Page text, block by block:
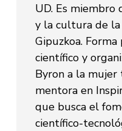
UD. Es miembro
y la cultura de
Gipuzkoa.
científico y
Byron a la mujer
mentora en
que busca el
científico-